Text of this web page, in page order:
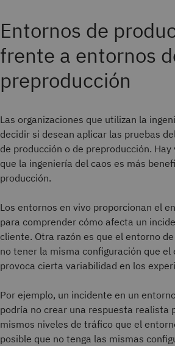
Entornos de
frente a entornos
preproducción
Las organizaciones que utilizan la
decidir si desean aplicar las pruebas
de producción o de preproducción.
que la ingeniería del caos es más
producción.
Los entornos en vivo proporcionan el
para comprender cómo afecta un
cliente. Otra razón es que el entorno
no tener la misma configuración que el
provoca cierta variabilidad en los
Por ejemplo, un incidente en un
podría no crear una respuesta realista
mismos niveles de tráfico que el
posible que no tenga las mismas